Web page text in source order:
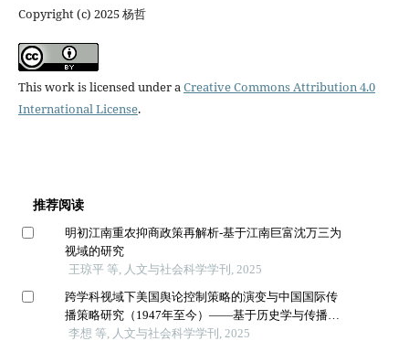
Copyright (c) 2025 杨哲
This work is licensed under aCreative Commons Attribution 4.0
International License.
推荐阅读
明初江南重农抑商政策再解析-基于江南巨富沈万三为
视域的研究
王琼平 等, 人文与社会科学学刊, 2025
跨学科视域下美国舆论控制策略的演变与中国国际传
播策略研究（1947年至今）——基于历史学与传播学
的双重维度
李想 等, 人文与社会科学学刊, 2025